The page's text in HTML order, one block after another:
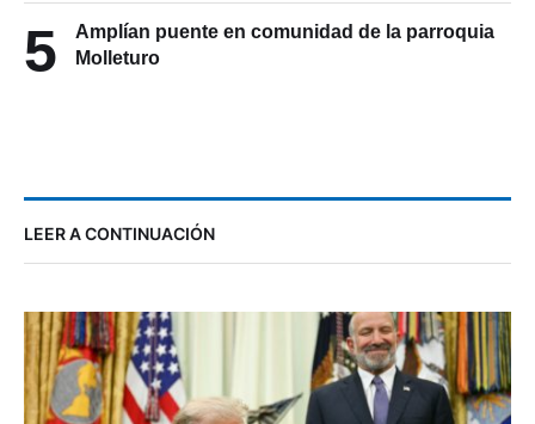
5
Amplían puente en comunidad de la parroquia
Molleturo
LEER A CONTINUACIÓN